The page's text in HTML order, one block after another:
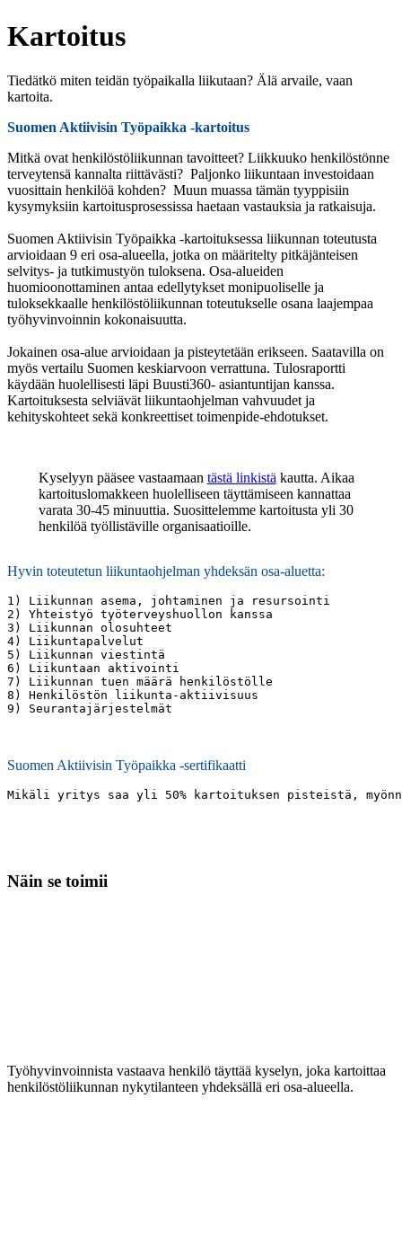
Kartoitus
Tiedätkö miten teidän työpaikalla liikutaan? Älä arvaile, vaan
kartoita.
Suomen Aktiivisin Työpaikka -kartoitus
Mitkä ovat henkilöstöliikunnan tavoitteet? Liikkuuko henkilöstönne
terveytensä kannalta riittävästi? Paljonko liikuntaan investoidaan
vuosittain henkilöä kohden? Muun muassa tämän tyyppisiin
kysymyksiin kartoitusprosessissa haetaan vastauksia ja ratkaisuja.
Suomen Aktiivisin Työpaikka -kartoituksessa liikunnan toteutusta
arvioidaan 9 eri osa-alueella, jotka on määritelty pitkäjänteisen
selvitys- ja tutkimustyön tuloksena. Osa-alueiden
huomioonottaminen antaa edellytykset monipuoliselle ja
tuloksekkaalle henkilöstöliikunnan toteutukselle osana laajempaa
työhyvinvoinnin kokonaisuutta.
Jokainen osa-alue arvioidaan ja pisteytetään erikseen. Saatavilla on
myös vertailu Suomen keskiarvoon verrattuna. Tulosraportti
käydään huolellisesti läpi Buusti360- asiantuntijan kanssa.
Kartoituksesta selviävät liikuntaohjelman vahvuudet ja
kehityskohteet sekä konkreettiset toimenpide-ehdotukset.
Kyselyyn pääsee vastaamaan tästä linkistä kautta. Aikaa
kartoituslomakkeen huolelliseen täyttämiseen kannattaa
varata 30-45 minuuttia. Suosittelemme kartoitusta yli 30
henkilöä työllistäville organisaatioille.
Hyvin toteutetun liikuntaohjelman yhdeksän osa-aluetta:
1) Liikunnan asema, johtaminen ja resursointi
2) Yhteistyö työterveyshuollon kanssa
3) Liikunnan olosuhteet
4) Liikuntapalvelut
5) Liikunnan viestintä
6) Liikuntaan aktivointi
7) Liikunnan tuen määrä henkilöstölle
8) Henkilöstön liikunta-aktiivisuus
9) Seurantajärjestelmät
Suomen Aktiivisin Työpaikka -sertifikaatti
Mikäli yritys saa yli 50% kartoituksen pisteistä,
Näin se toimii
Työhyvinvoinnista vastaava henkilö täyttää kyselyn, joka kartoittaa
henkilöstöliikunnan nykytilanteen yhdeksällä eri osa-alueella.